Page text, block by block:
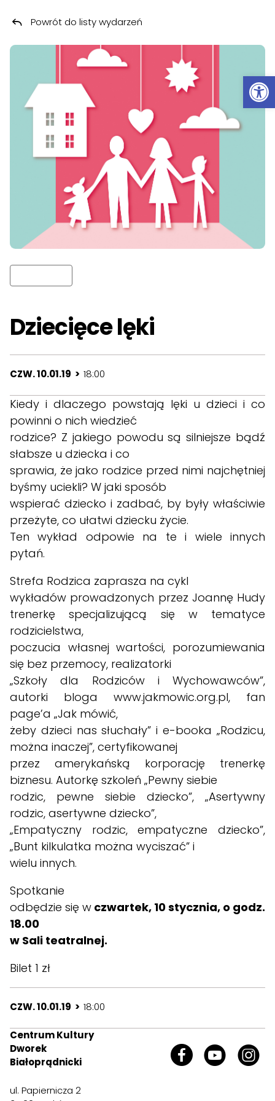
Przeskocz do treści
Dziecięce lęki
CZW. 10.01.19 > 18:00
Powrót do listy wydarzeń
Kiedy i dlaczego powstają lęki u dzieci i co
powinni o nich wiedzieć
rodzice? Z jakiego powodu są silniejsze bądź
słabsze u dziecka i co
sprawia, że jako rodzice przed nimi najchętniej
byśmy uciekli? W jaki sposób
wspierać dziecko i zadbać, by były właściwie
przeżyte, co ułatwi dziecku życie.
Ten wykład odpowie na te i wiele innych
pytań.
Strefa Rodzica zaprasza na cykl
wykładów prowadzonych przez Joannę Hudy
trenerkę specjalizującą się w tematyce
rodzicielstwa,
poczucia własnej wartości, porozumiewania
się bez przemocy, realizatorki
„Szkoły dla Rodziców i Wychowawców”,
autorki bloga www.jakmowic.org.pl, fan
page’a „Jak mówić,
żeby dzieci nas słuchały” i e-booka „Rodzicu,
można inaczej”, certyfikowanej
przez amerykańską korporację trenerkę
biznesu. Autorkę szkoleń „Pewny siebie
rodzic, pewne siebie dziecko”, „Asertywny
rodzic, asertywne dziecko”,
„Empatyczny rodzic, empatyczne dziecko”,
„Bunt kilkulatka można wyciszać” i
wielu innych.
Spotkanie
odbędzie się w czwartek, 10 stycznia, o godz.
18.00
w Sali teatralnej.
Bilet 1 zł
CZW. 10.01.19 > 18:00
Centrum Kultury
Dworek
Białoprądnicki
ul. Papiernicza 2